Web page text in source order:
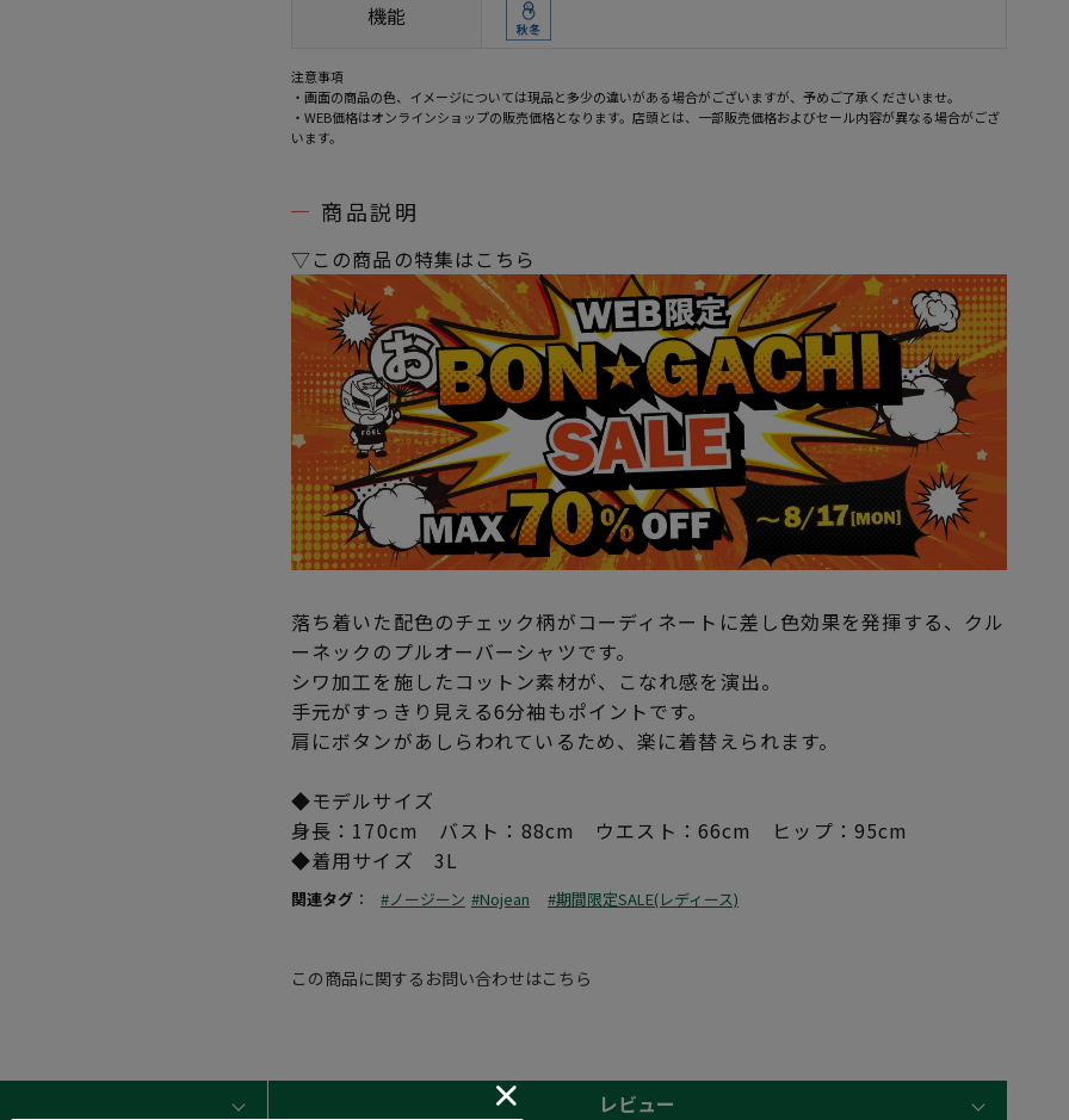
機能
注意事項
・画面の商品の色、イメージについては現品と多少の違いがある場合がございますが、予めご了承くださいませ。
・WEB価格はオンラインショップの販売価格となります。店頭とは、一部販売価格およびセール内容が異なる場合がござ
います。
商品説明
▽この商品の特集はこちら
落ち着いた配色のチェック柄がコーディネートに差し色効果を発揮する、クル
ーネックのプルオーバーシャツです。
シワ加工を施したコットン素材が、こなれ感を演出。
手元がすっきり見える6分袖もポイントです。
肩にボタンがあしらわれているため、楽に着替えられます。
◆モデルサイズ
身長：170cm バスト：88cm ウエスト：66cm ヒップ：95cm
◆着用サイズ 3L
関連タグ ： #ノージーン #Nojean #期間限定SALE(レディース)
この商品に関するお問い合わせはこちら
レビュー